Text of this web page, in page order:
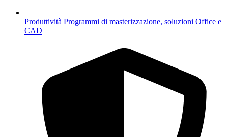
Produttività Programmi di masterizzazione, soluzioni Office e
CAD